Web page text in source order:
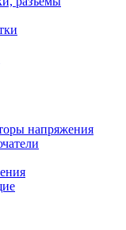
напряжения